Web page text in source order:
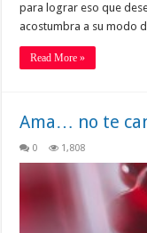
para lograr eso que
acostumbra a su modo
Read More »
Ama… no te
0 1,808